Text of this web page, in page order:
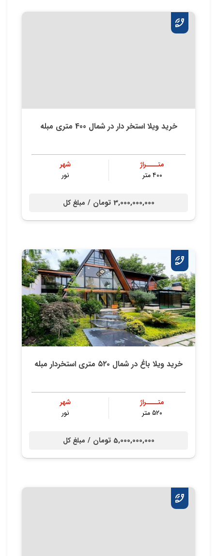
خرید ویلا استخر دار در شمال 400 متری مبله
متــــراژ
۴۰۰ متر
شهر
نور
3,000,000,000 تومان / مبلغ کل
خرید ویلا باغ در شمال ۵۲۰ متری استخردار مبله
متــــراژ
۵۲۰ متر
شهر
نور
5,000,000,000 تومان / مبلغ کل